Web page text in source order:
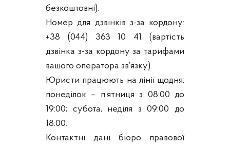
безкоштовні).
Номер для дзвінків з-за кордону:
+38 (044) 363 10 41 (вартість
дзвінка з-за кордону за тарифами
вашого оператора зв’язку).
Юристи працюють на лінії щодня:
понеділок – п’ятниця з 08:00 до
19:00; субота, неділя з 09:00 до
18:00.
Контактні дані бюро правової